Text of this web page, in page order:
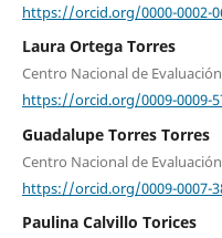
https://orcid.org/0000-0002-
Laura Ortega Torres
Centro Nacional de
https://orcid.org/0009-0009-
Guadalupe Torres Torres
Centro Nacional de
https://orcid.org/0009-0007-
Paulina Calvillo Torices